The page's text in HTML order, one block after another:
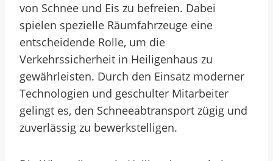
von Schnee und Eis zu befreien. Dabei
spielen spezielle Räumfahrzeuge eine
entscheidende Rolle, um die
Verkehrssicherheit in Heiligenhaus zu
gewährleisten. Durch den Einsatz moderner
Technologien und geschulter Mitarbeiter
gelingt es, den Schneeabtransport zügig und
zuverlässig zu bewerkstelligen.